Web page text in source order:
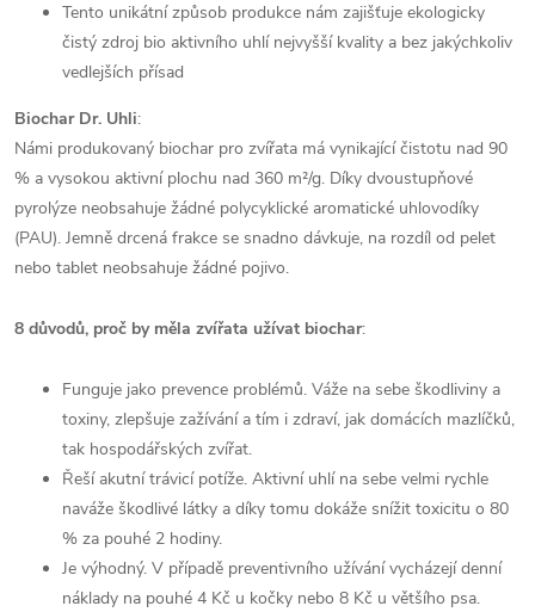
Tento unikátní způsob produkce nám zajišťuje ekologicky
čistý zdroj bio aktivního uhlí nejvyšší kvality a bez jakýchkoliv
vedlejších přísad
Biochar Dr. Uhli:
Námi produkovaný biochar pro zvířata má vynikající čistotu nad 90
% a vysokou aktivní plochu nad 360 m²/g. Díky dvoustupňové
pyrolýze neobsahuje žádné polycyklické aromatické uhlovodíky
(PAU). Jemně drcená frakce se snadno dávkuje, na rozdíl od pelet
nebo tablet neobsahuje žádné pojivo.
8 důvodů, proč by měla zvířata užívat biochar:
Funguje jako prevence problémů. Váže na sebe škodliviny a
toxiny, zlepšuje zažívání a tím i zdraví, jak domácích mazlíčků,
tak hospodářských zvířat.
Řeší akutní trávicí potíže. Aktivní uhlí na sebe velmi rychle
naváže škodlivé látky a díky tomu dokáže snížit toxicitu o 80
% za pouhé 2 hodiny.
Je výhodný. V případě preventivního užívání vycházejí denní
náklady na pouhé 4 Kč u kočky nebo 8 Kč u většího psa.